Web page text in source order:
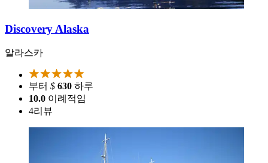
Discovery Alaska
알라스카
부터 $ 630 하루
10.0 이례적임
4리뷰